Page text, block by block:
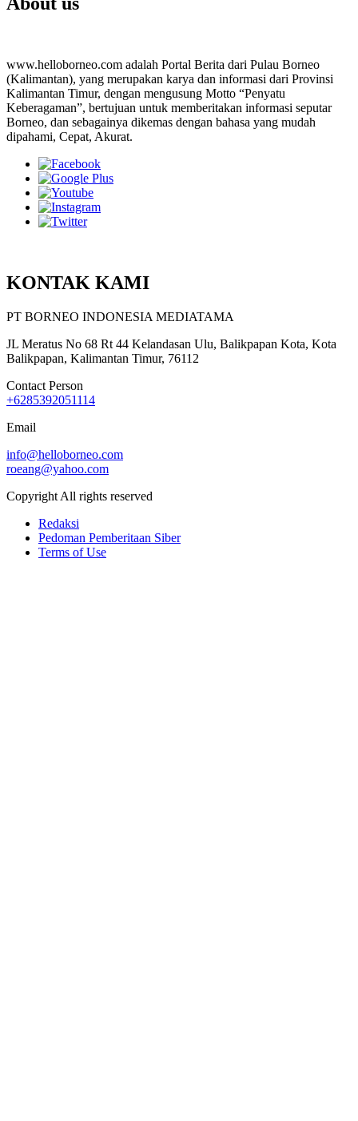
www.helloborneo.com adalah Portal Berita dari Pulau Borneo
(Kalimantan), yang merupakan karya dan informasi dari Provinsi
Kalimantan Timur, dengan mengusung Motto “Penyatu
Keberagaman”, bertujuan untuk memberitakan informasi seputar
Borneo, dan sebagainya dikemas dengan bahasa yang mudah
dipahami, Cepat, Akurat.
KONTAK KAMI
PT BORNEO INDONESIA MEDIATAMA
JL Meratus No 68 Rt 44 Kelandasan Ulu, Balikpapan Kota, Kota
Balikpapan, Kalimantan Timur, 76112
Contact Person
+6285392051114
Email
info@helloborneo.com
roeang@yahoo.com
Copyright All rights reserved
Redaksi
Pedoman Pemberitaan Siber
Terms of Use